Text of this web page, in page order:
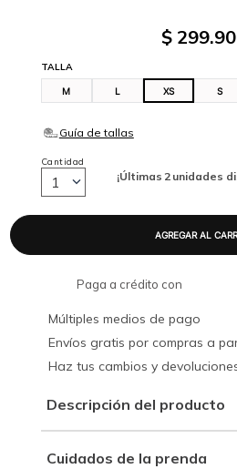
$ 299.
TALLA
M L XS S
¡Últimas 2 unidades
Cantidad
1
Paga a crédito con
Múltiples medios de pago
Envíos gratis por compras a
Haz tus cambios y
Descripción del producto
Cuidados de la prenda